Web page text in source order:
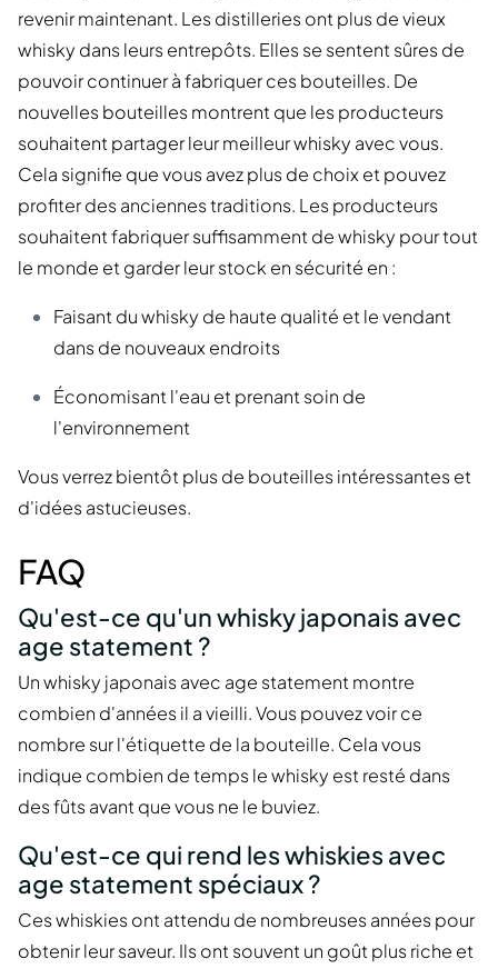
revenir maintenant. Les distilleries ont plus de vieux
whisky dans leurs entrepôts. Elles se sentent sûres de
pouvoir continuer à fabriquer ces bouteilles. De
nouvelles bouteilles montrent que les producteurs
souhaitent partager leur meilleur whisky avec vous.
Cela signifie que vous avez plus de choix et pouvez
profiter des anciennes traditions. Les producteurs
souhaitent fabriquer suffisamment de whisky pour tout
le monde et garder leur stock en sécurité en :
Faisant du whisky de haute qualité et le vendant
dans de nouveaux endroits
Économisant l'eau et prenant soin de
l'environnement
Vous verrez bientôt plus de bouteilles intéressantes et
d'idées astucieuses.
FAQ
Qu'est-ce qu'un whisky japonais avec
age statement ?
Un whisky japonais avec age statement montre
combien d'années il a vieilli. Vous pouvez voir ce
nombre sur l'étiquette de la bouteille. Cela vous
indique combien de temps le whisky est resté dans
des fûts avant que vous ne le buviez.
Qu'est-ce qui rend les whiskies avec
age statement spéciaux ?
Ces whiskies ont attendu de nombreuses années pour
obtenir leur saveur. Ils ont souvent un goût plus riche et